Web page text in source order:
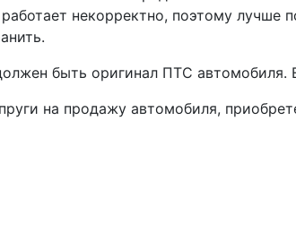
некорректно, поэтому лучше
быть оригинал ПТС автомобиля.
на продажу автомобиля,